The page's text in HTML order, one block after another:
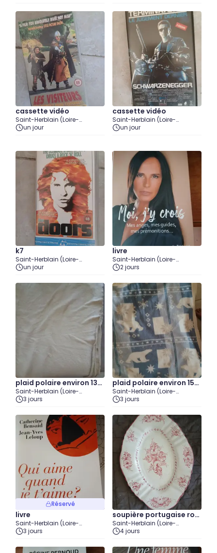
cassette vidéo
Saint-Herblain (Loire-
Atlantique)
un jour
cassette vidéo
Saint-Herblain (Loire-
Atlantique)
un jour
k7
Saint-Herblain (Loire-
Atlantique)
un jour
livre
Saint-Herblain (Loire-
Atlantique)
2 jours
plaid polaire environ 130
x 160 cm
Saint-Herblain (Loire-
Atlantique)
3 jours
plaid polaire environ 150
x 180 cm
Saint-Herblain (Loire-
Atlantique)
3 jours
Réservé
livre
Saint-Herblain (Loire-
Atlantique)
3 jours
soupière portugaise ros
e et blanche
Saint-Herblain (Loire-
Atlantique)
4 jours